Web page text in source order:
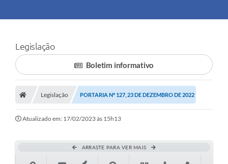
Legislação
Boletim informativo
Legislação PORTARIA Nº 127, 23 DE DEZEMBRO DE 2022
Atualizado em: 17/02/2023 às 15h13
ARRASTE PARA VER MAIS